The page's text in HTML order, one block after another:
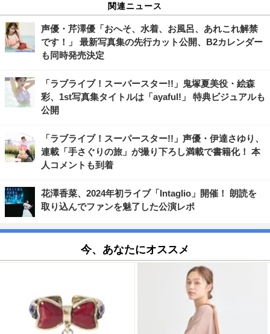
関連ニュース
声優・芹澤優「おへそ、水着、お風呂、あれこれ解禁
です！」 最新写真集の先行カット公開、B2カレンダー
も同時発売決定
「ラブライブ！スーパースター!!」鬼塚夏美役・絵森
彩、1st写真集タイトルは「ayaful!」 特典ビジュアルも
公開
「ラブライブ！スーパースター!!」声優・伊達さゆり、
連載「手さぐりの旅」が撮り下ろし満載で書籍化！ 本
人コメントも到着
花澤香菜、2024年初ライブ「Intaglio」開催！ 朗読を
取り込んでファンを魅了した公演レポ
今、あなたにオススメ